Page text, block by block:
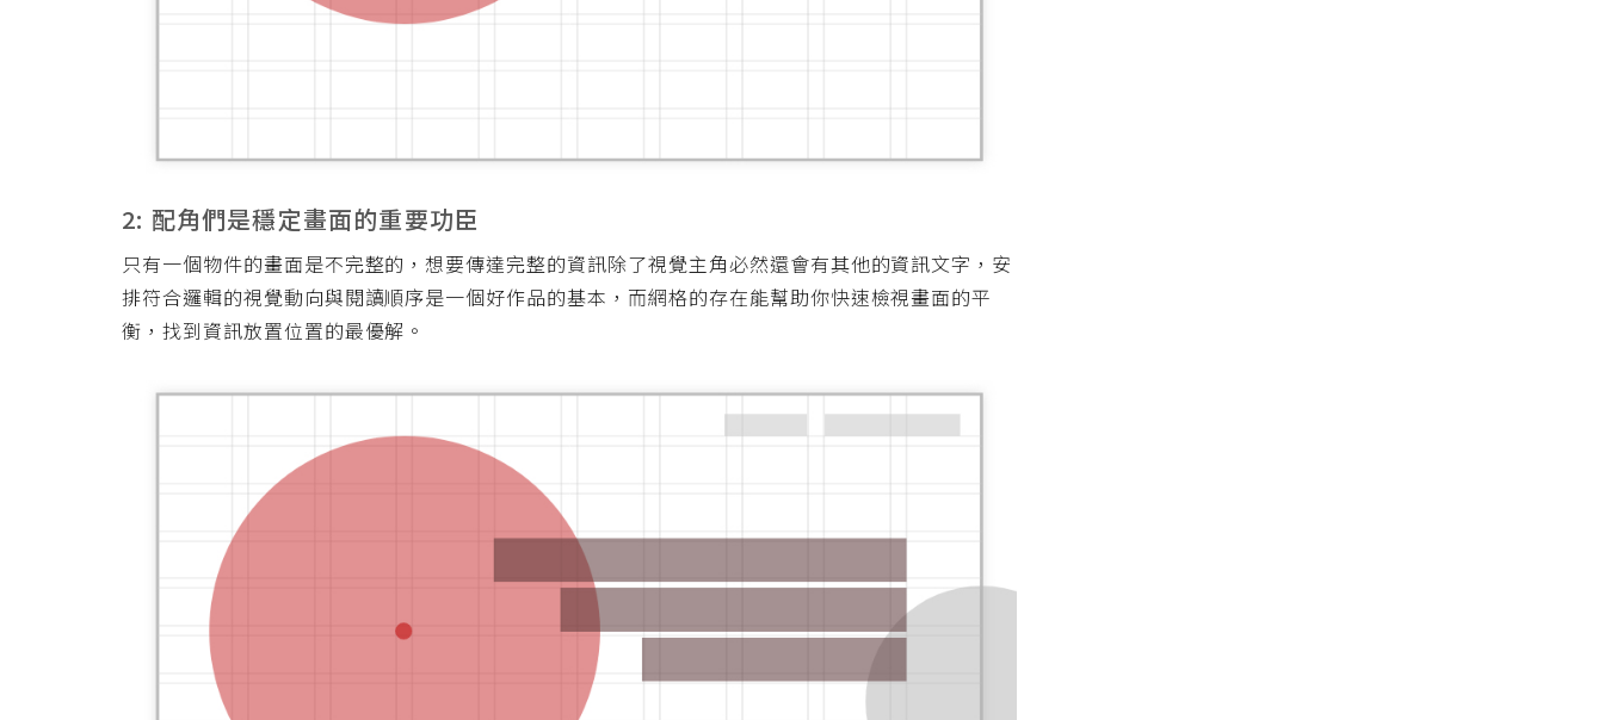
2: 配角們是穩定畫面的重要功臣
只有一個物件的畫面是不完整的，想要傳達完整的資訊除了視覺主角必然還會有其他的資訊文字，安
排符合邏輯的視覺動向與閱讀順序是一個好作品的基本，而網格的存在能幫助你快速檢視畫面的平
衡，找到資訊放置位置的最優解。